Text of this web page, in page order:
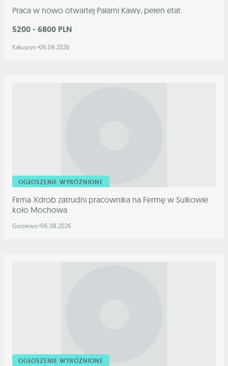
Praca w nowo otwartej Palarni Kawy, pełen etat.
5200 - 6800 PLN
Kałuszyn 06.08.2026
OGŁOSZENIE WYRÓŻNIONE
Firma Xdrob zatrudni pracownika na Fermę w Sulkowie
koło Mochowa
Gorzewo 06.08.2026
OGŁOSZENIE WYRÓŻNIONE